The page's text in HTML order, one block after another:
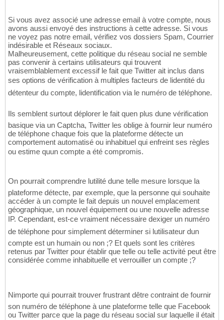
Si vous avez associé une adresse email à votre compte, nous
avons aussi envoyé des instructions à cette adresse. Si vous
ne voyez pas notre email, vérifiez vos dossiers Spam, Courrier
indésirable et Réseaux sociaux.
Malheureusement, cette politique du réseau social ne semble
pas convenir à certains utilisateurs qui trouvent
vraisemblablement excessif le fait que Twitter ait inclus dans
ses options de vérification à multiples facteurs de lidentité du
détenteur du compte, lidentification via le numéro de téléphone.
Ils semblent surtout déplorer le fait quen plus dune vérification
basique via un Captcha, Twitter les oblige à fournir leur numéro
de téléphone chaque fois que la plateforme détecte un
comportement automatisé ou inhabituel qui enfreint ses règles
ou estime quun compte a été compromis.
On pourrait comprendre lutilité dune telle mesure lorsque la
plateforme détecte, par exemple, que la personne qui souhaite
accéder à un compte le fait depuis un nouvel emplacement
géographique, un nouvel équipement ou une nouvelle adresse
IP. Cependant, est-ce vraiment nécessaire dexiger un numéro
de téléphone pour simplement déterminer si lutilisateur dun
compte est un humain ou non ;? Et quels sont les critères
retenus par Twitter pour établir que telle ou telle activité peut être
considérée comme inhabituelle et verrouiller un compte ;?
Nimporte qui pourrait trouver frustrant dêtre contraint de fournir
son numéro de téléphone à une plateforme telle que Facebook
ou Twitter parce que la page du réseau social sur laquelle il était